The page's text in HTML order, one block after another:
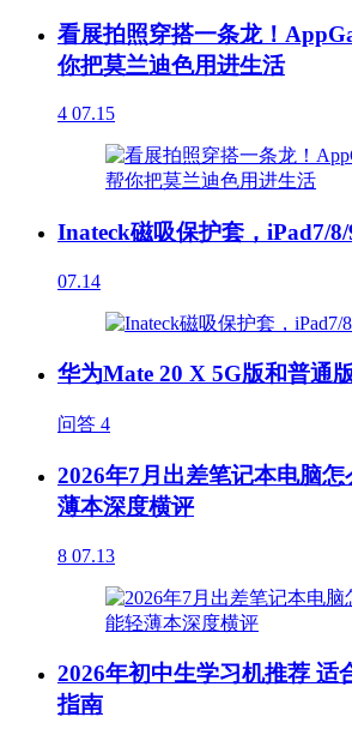
看展拍照穿搭一条龙！
你把莫兰迪色用进生活
4 07.15
Inateck磁吸保护套，iPad7/
07.14
华为Mate 20 X 5G版和普通
问答 4
2026年7月出差笔记本电脑
薄本深度横评
8 07.13
2026年初中生学习机推荐 适
指南